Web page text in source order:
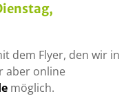
dem Flyer, den wir in
aber online
möglich.